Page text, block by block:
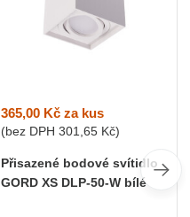
365,00 Kč za kus
(bez DPH 301,65 Kč)
Přisazené bodové svítidlo
GORD XS DLP-50-W bílé